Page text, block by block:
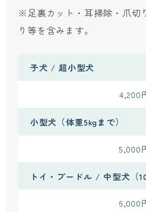
※足裏カット・耳掃除・爪切
り等を含みます。
子犬 / 超小型犬
4,200
小型犬（体重5kgまで）
5,000
トイ・プードル / 中型犬（
6,000